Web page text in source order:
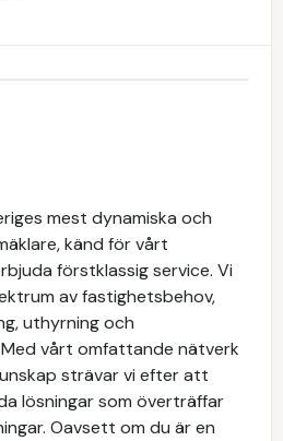
mest dynamiska och
känd för vårt
förstklassig service. Vi
av fastighetsbehov,
uthyrning och
vårt omfattande nätverk
strävar vi efter att
lösningar som överträffar
Oavsett om du är en